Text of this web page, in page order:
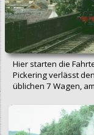
Hier starten die
Pickering verlässt
üblichen 7 Wagen,